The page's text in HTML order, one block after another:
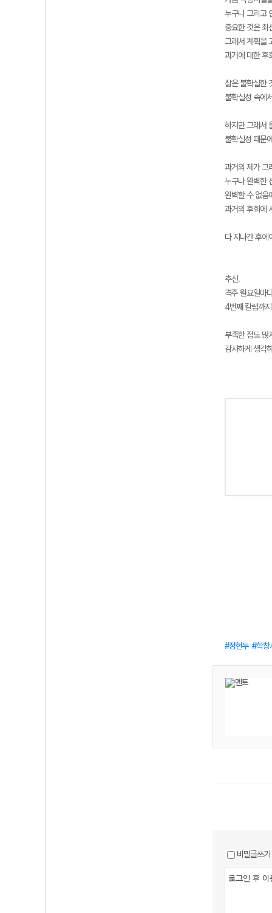
누구나 그리고
중요한 것은 최
그래서 계획을
과거에 대한 후
삶은 불확실한
불확실성 속에
하지만 그래서
불확실성 때문
과거의 제가 그
누구나 완벽한
완벽할 수 없음
과거의 후회에
다 지나간 후에
추신.
격주 월요일마
4번째 칼럼까
부족한 점도 많
감사하게 생각
정현두 학창
비밀글쓰기